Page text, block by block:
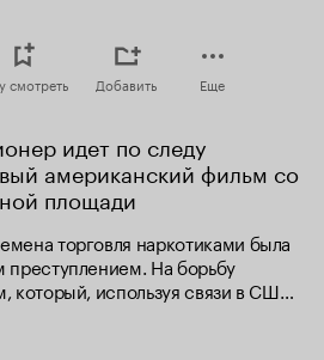
смотреть Добавить Еще
идет по следу
американский фильм со
площади
торговля наркотиками была
преступлением. На борьбу
который, используя связи в США,
кокаину советских граждан,
мира милиционер Иван Данко.